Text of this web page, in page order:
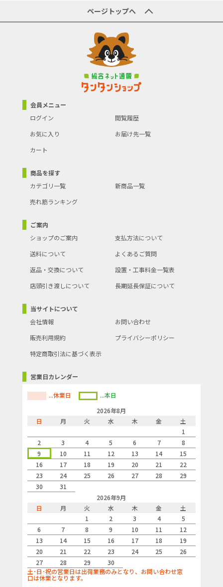
ページトップへ
会員メニュー
ログイン
閲覧履歴
お気に入り
お届け先一覧
カート
商品を探す
カテゴリ一覧
新商品一覧
売れ筋ランキング
ご案内
ショップのご案内
支払方法について
送料について
よくあるご質問
返品・交換について
設置・工事料金一覧表
店頭引き渡しについて
長期延長保証について
当サイトについて
会社情報
お問い合わせ
販売利用規約
プライバシーポリシー
特定商取引法に基づく表示
営業日カレンダー
...休業日
...本日
2026年8月
日
月 火 水 木 金
土
1
2
3 4 5 6 7
8
9
10 11 12 13 14
15
16
17 18 19 20 21
22
23
24 25 26 27 28
29
30
31
2026年9月
日
月 火 水 木 金
土
1
2 3 4
5
6
7 8 9 10 11
12
13
14 15 16 17 18
19
20
21 22 23 24 25
26
27
28 29
30
土･日･祝の営業日は出荷業務のみとなり、お問い合わせ窓
口は休業となります。